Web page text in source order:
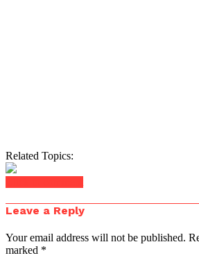
Related Topics:
Leave a Reply
Your email address will not be published.
marked *